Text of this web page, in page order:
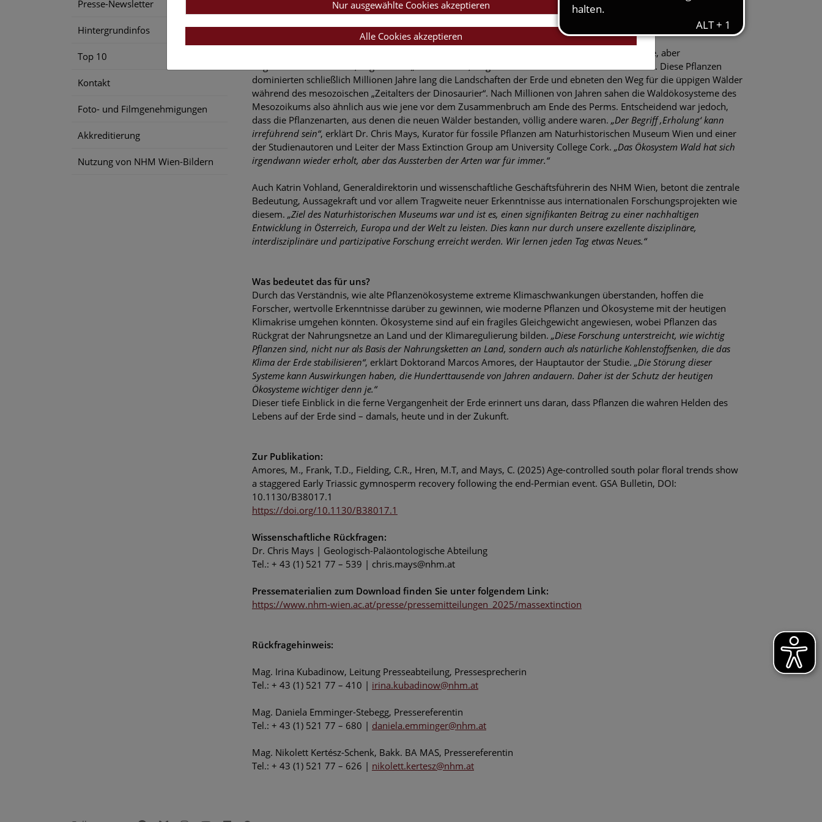
Presse-Newsletter
Hintergrundinfos
Top 10
Kontakt
Foto- und Filmgenehmigungen
Akkreditierung
Nutzung von NHM Wien-Bildern
Hitzeperiode dauerte etwa 700.000 Jahre und machte das Leben für Bäume und andere große Pflanzen zur
Herausforderung.
Erst während einer bedeutenden Erwärmungsphase vor 249,6 Millionen Jahren begannen große, aber
ungewöhnliche Pflanzen, sogenannte „Samenfarne“, zu gedeihen und stabilere Wälder zu bilden. Diese Pflanzen
dominierten schließlich Millionen Jahre lang die Landschaften der Erde und ebneten den Weg für die üppigen Wälder
während des mesozoischen „Zeitalters der Dinosaurier“. Nach Millionen von Jahren sahen die Waldökosysteme des
Mesozoikums also ähnlich aus wie jene vor dem Zusammenbruch am Ende des Perms. Entscheidend war jedoch,
dass die Pflanzenarten, aus denen die neuen Wälder bestanden, völlig andere waren. „Der Begriff ‚Erholung‘ kann
irreführend sein“, erklärt Dr. Chris Mays, Kurator für fossile Pflanzen am Naturhistorischen Museum Wien und einer
der Studienautoren und Leiter der Mass Extinction Group am University College Cork. „Das Ökosystem Wald hat sich
irgendwann wieder erholt, aber das Aussterben der Arten war für immer.“
Auch Katrin Vohland, Generaldirektorin und wissenschaftliche Geschäftsführerin des NHM Wien, betont die zentrale
Bedeutung, Aussagekraft und vor allem Tragweite neuer Erkenntnisse aus internationalen Forschungsprojekten wie
diesem. „Ziel des Naturhistorischen Museums war und ist es, einen signifikanten Beitrag zu einer nachhaltigen
Entwicklung in Österreich, Europa und der Welt zu leisten. Dies kann nur durch unsere exzellente disziplinäre,
interdisziplinäre und partizipative Forschung erreicht werden. Wir lernen jeden Tag etwas Neues.“
Was bedeutet das für uns?
Durch das Verständnis, wie alte Pflanzenökosysteme extreme Klimaschwankungen überstanden, hoffen die
Forscher, wertvolle Erkenntnisse darüber zu gewinnen, wie moderne Pflanzen und Ökosysteme mit der heutigen
Klimakrise umgehen könnten. Ökosysteme sind auf ein fragiles Gleichgewicht angewiesen, wobei Pflanzen das
Rückgrat der Nahrungsnetze an Land und der Klimaregulierung bilden. „Diese Forschung unterstreicht, wie wichtig
Pflanzen sind, nicht nur als Basis der Nahrungsketten an Land, sondern auch als natürliche Kohlenstoffsenken, die das
Klima der Erde stabilisieren“, erklärt Doktorand Marcos Amores, der Hauptautor der Studie. „Die Störung dieser
Systeme kann Auswirkungen haben, die Hunderttausende von Jahren andauern. Daher ist der Schutz der heutigen
Ökosysteme wichtiger denn je.“
Dieser tiefe Einblick in die ferne Vergangenheit der Erde erinnert uns daran, dass Pflanzen die wahren Helden des
Lebens auf der Erde sind – damals, heute und in der Zukunft.
Zur Publikation:
Amores, M., Frank, T.D., Fielding, C.R., Hren, M.T, and Mays, C. (2025) Age-controlled south polar floral trends show
a staggered Early Triassic gymnosperm recovery following the end-Permian event. GSA Bulletin, DOI:
10.1130/B38017.1
https://doi.org/10.1130/B38017.1
Wissenschaftliche Rückfragen:
Dr. Chris Mays | Geologisch-Paläontologische Abteilung
Tel.: + 43 (1) 521 77 – 539 | chris.mays@nhm.at
Pressematerialien zum Download finden Sie unter folgendem Link:
https://www.nhm-wien.ac.at/presse/pressemitteilungen_2025/massextinction
Rückfragehinweis:
Mag. Irina Kubadinow, Leitung Presseabteilung, Pressesprecherin
Tel.: + 43 (1) 521 77 – 410 | irina.kubadinow@nhm.at
Mag. Daniela Emminger-Stebegg, Pressereferentin
Tel.: + 43 (1) 521 77 – 680 | daniela.emminger@nhm.at
Mag. Nikolett Kertész-Schenk, Bakk. BA MAS, Pressereferentin
Tel.: + 43 (1) 521 77 – 626 | nikolett.kertesz@nhm.at
Nur ausgewählte Cookies akzeptieren
Alle Cookies akzeptieren